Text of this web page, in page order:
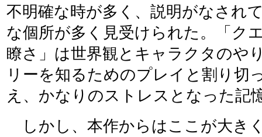
不明確な時が多く、説明がなされ
な個所が多く見受けられた。「ク
瞭さ」は世界観とキャラクタのや
リーを知るためのプレイと割り切
え、かなりのストレスとなった記
しかし、本作からはここが大き